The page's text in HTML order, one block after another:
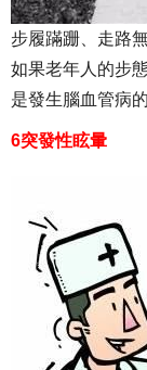
步履蹣跚、走路
如果老年人的步
是發生腦血管病
6突發性眩暈